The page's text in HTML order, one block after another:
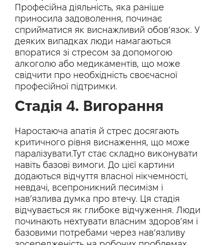
Професійна діяльність, яка раніше
приносила задоволення, починає
сприйматися як виснажливий обов’язок. У
деяких випадках люди намагаються
впоратися зі стресом за допомогою
алкоголю або медикаментів, що може
свідчити про необхідність своєчасної
професійної підтримки.
Стадія 4. Вигорання
Наростаюча апатія й стрес досягають
критичного рівня виснаження, що може
паралізувати.Тут стає складно виконувати
навіть базові вимоги. До цієї картини
додаються відчуття власної нікчемності,
невдачі, всепроникний песимізм і
нав’язлива думка про втечу. Ця стадія
відчувається як глибоке відчуження. Люди
починають нехтувати власним здоров’ям і
базовими потребами через нав’язливу